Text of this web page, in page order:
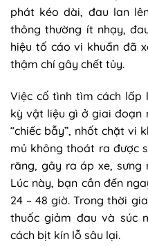
phát kéo dài, đau lan
thông thường ít nhạy,
hiệu tố cáo vi khuẩn đã
thậm chí gây chết tủy.
Việc cố tình tìm cách
kỳ vật liệu gì ở giai đoạn
“chiếc bẫy”, nhốt chặt vi
mủ không thoát ra được
răng, gây ra áp xe,
Lúc này, bạn cần đến
24 – 48 giờ. Trong thời
thuốc giảm đau và súc
cách bịt kín lỗ sâu lại.